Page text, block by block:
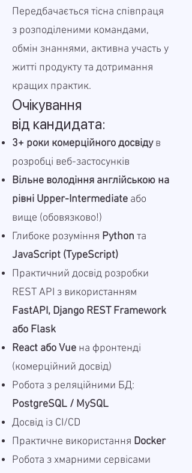
Передбачається тісна співпраця
з розподіленими командами,
обмін знаннями, активна участь у
житті продукту та дотримання
кращих практик.
Очікування
від кандидата:
3+ роки комерційного досвідув
розробці веб-застосунків
Вільне володіння англійською на
рівні Upper-Intermediate або
вище (обовязково!)
Глибоке розуміння Python та
JavaScript (TypeScript)
Практичний досвід розробки
REST API з використанням
FastAPI, Django REST Framework
або Flask
React або Vue на фронтенді
(комерційний досвід)
Робота з реляційними БД:
PostgreSQL / MySQL
Досвід із CI/CD
Практичне використання Docker
Робота з хмарними сервісами